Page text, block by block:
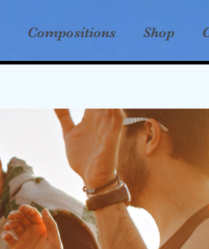
Compositions Shop